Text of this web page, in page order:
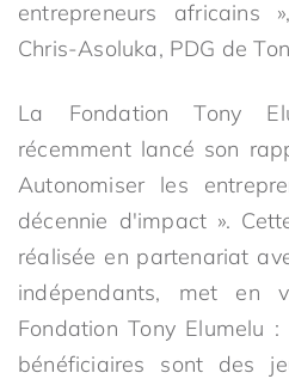
entrepreneurs africains
Chris-Asoluka, PDG de
La Fondation Tony
récemment lancé son
Autonomiser les
décennie d'impact ».
réalisée en partenariat
indépendants, met en
Fondation Tony Elumelu
bénéficiaires sont des